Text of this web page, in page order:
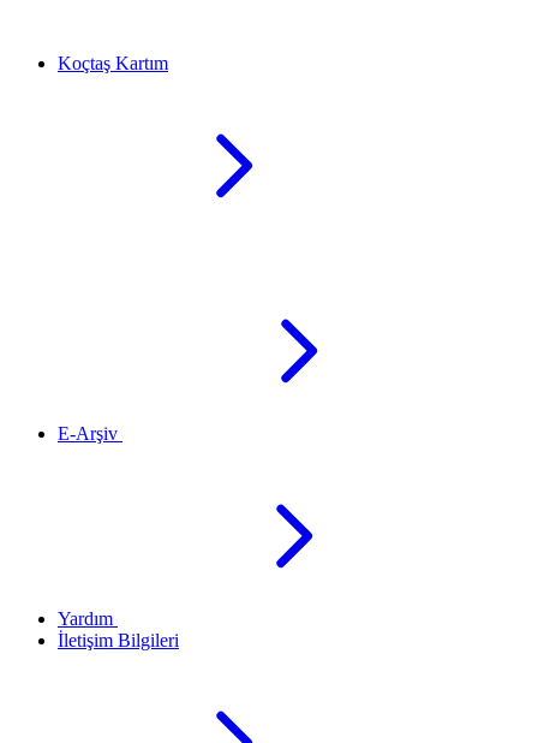
Koçtaş Kartım
E-Arşiv
Yardım
İletişim Bilgileri